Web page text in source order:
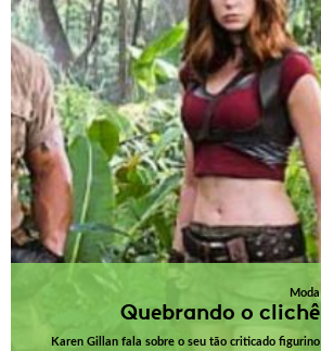
Moda
Quebrando o clichê
Karen Gillan fala sobre o seu tão criticado figurino